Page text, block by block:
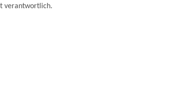
verantwortlich.